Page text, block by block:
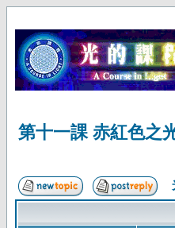
第十一課 赤紅色之